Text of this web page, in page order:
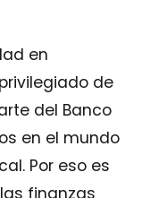
en
de
del Banco
en el mundo
Por eso es
finanzas